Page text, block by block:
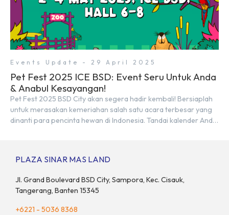
Events Update - 29 April 2025
Pet Fest 2025 ICE BSD: Event Seru Untuk Anda
& Anabul Kesayangan!
Pet Fest 2025 BSD City akan segera hadir kembali! Bersiaplah
untuk merasakan kemeriahan salah satu acara terbesar yang
dinanti para pencinta hewan di Indonesia. Tandai kalender Anda
PLAZA SINAR MAS LAND
Jl. Grand Boulevard BSD City, Sampora, Kec. Cisauk,
Tangerang, Banten 15345
+6221 - 5036 8368